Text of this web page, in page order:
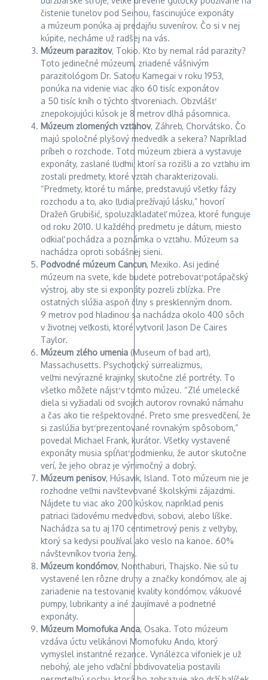
čistenie tunelov pod Seinou, fascinujúce exponáty
a múzeum ponúka aj predajňu suvenírov. Čo si v nej
kúpite, necháme už radšej na vás.
Múzeum parazitov, Tokio. Kto by nemal rád parazity?
Toto jedinečné múzeum, zriadené vášnivým
parazitológom Dr. Satoru Kamegai v roku 1953,
ponúka na videnie viac ako 60 tisíc exponátov
a 50 tisíc kníh o týchto stvoreniach. Obzvlášť
znepokojujúci kúsok je 8 metrov dlhá pásomnica.
Múzeum zlomených vzťahov, Záhreb, Chorvátsko. Čo
majú spoločné plyšový medvedík a sekera? Napríklad
príbeh o rozchode. Toto múzeum zbiera a vystavuje
exponáty, zaslané ľuďmi, ktorí sa rozišli a zo vzťahu im
zostali predmety, ktoré vzťah charakterizovali.
“Predmety, ktoré tu máme, predstavujú všetky fázy
rozchodu a to, ako ľudia prežívajú lásku,” hovorí
Dražeň Grubišić, spoluzakladateľ múzea, ktoré funguje
od roku 2010. U každého predmetu je dátum, miesto
odkiaľ pochádza a poznámka o vzťahu. Múzeum sa
nachádza oproti sobášnej sieni.
Podvodné múzeum Cancun, Mexiko. Asi jediné
múzeum na svete, kde budete potrebovať potápačský
výstroj, aby ste si exponáty pozreli zblízka. Pre
ostatných slúžia aspoň člny s presklenným dnom.
9 metrov pod hladinou sa nachádza okolo 400 sôch
v životnej veľkosti, ktoré vytvoril Jason De Caires
Taylor.
Múzeum zlého umenia (Museum of bad art),
Massachusetts. Psychotický surrealizmus,
veľmi nevýrazné krajinky, skutočne zlé portréty. To
všetko môžete nájsť v tomto múzeu. “Zlé umelecké
diela si vyžiadali od svojich autorov rovnakú námahu
a čas ako tie rešpektované. Preto sme presvedčení, že
si zaslúžia byť prezentované rovnakým spôsobom,”
povedal Michael Frank, kurátor. Všetky vystavené
exponáty musia spĺňať podmienku, že autor skutočne
verí, že jeho obraz je výnimočný a dobrý.
Múzeum penisov, Húsavik, Island. Toto múzeum nie je
rozhodne veľmi navštevované školskými zájazdmi.
Nájdete tu viac ako 200 kúskov, napríklad penis
patriaci ľadovému medveďovi, sobovi, alebo líške.
Nachádza sa tu aj 170 centimetrový penis z veľryby,
ktorý sa kedysi používal ako veslo na kanoe. 60%
návštevníkov tvoria ženy.
Múzeum kondómov, Nonthaburi, Thajsko. Nie sú tu
vystavené len rôzne druhy a značky kondómov, ale aj
zariadenie na testovanie kvality kondómov, vákuové
pumpy, lubrikanty a iné zaujímavé a podnetné
exponáty.
Múzeum Momofuka Anda, Osaka. Toto múzeum
vzdáva úctu velikánovi Momofuku Ando, ktorý
vymyslel instantné rezance. Vynálezca vifoniek je už
nebohý, ale jeho vďační obdivovatelia postavili